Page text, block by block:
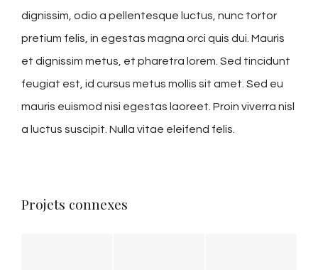
dignissim, odio a pellentesque luctus, nunc tortor
pretium felis, in egestas magna orci quis dui. Mauris
et dignissim metus, et pharetra lorem. Sed tincidunt
feugiat est, id cursus metus mollis sit amet. Sed eu
mauris euismod nisi egestas laoreet. Proin viverra nisl
a luctus suscipit. Nulla vitae eleifend felis.
Projets connexes